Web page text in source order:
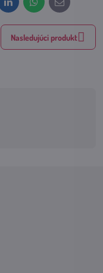
LinkedInWhatsApp
E-
mail
Nasledujúci produkt